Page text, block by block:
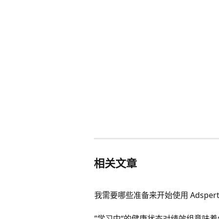
相关文章
我需要哪些准备来开始使用 Adspert